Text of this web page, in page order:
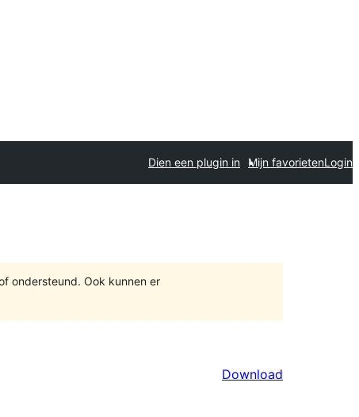
Dien een plugin in Mijn favorietenLogin
ondersteund. Ook kunnen er
Download